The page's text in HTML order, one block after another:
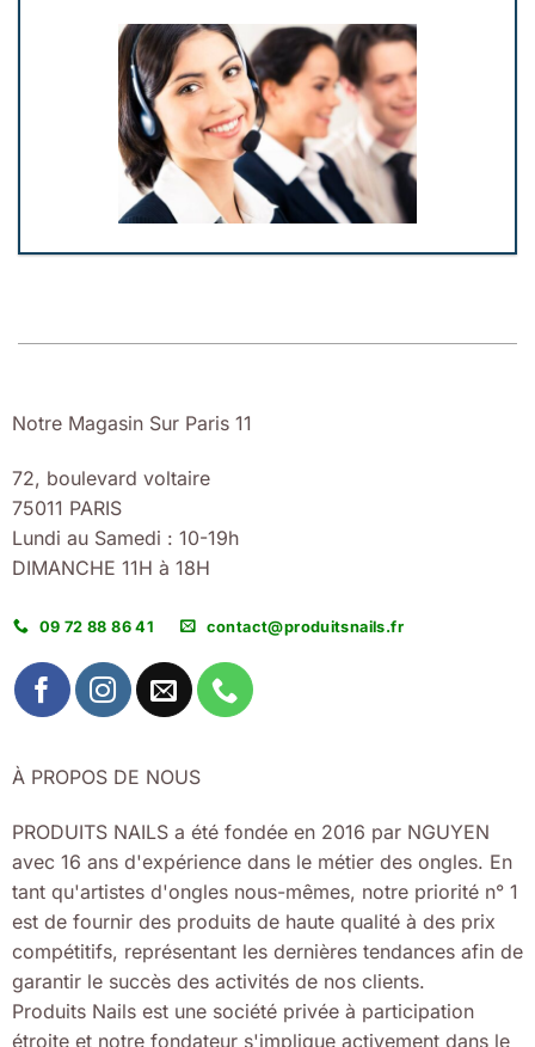
Notre Magasin Sur Paris 11
72, boulevard voltaire
75011 PARIS
Lundi au Samedi : 10-19h
DIMANCHE 11H à 18H
09 72 88 86 41 contact@produitsnails.fr
À PROPOS DE NOUS
PRODUITS NAILS a été fondée en 2016 par NGUYEN
avec 16 ans d'expérience dans le métier des ongles. En
tant qu'artistes d'ongles nous-mêmes, notre priorité n° 1
est de fournir des produits de haute qualité à des prix
compétitifs, représentant les dernières tendances afin de
garantir le succès des activités de nos clients.
Produits Nails est une société privée à participation
étroite et notre fondateur s'implique activement dans le